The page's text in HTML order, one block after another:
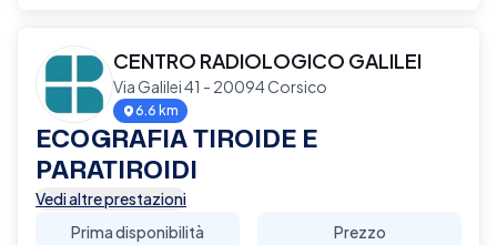
CENTRO RADIOLOGICO GALILEI
Via Galilei 41 - 20094 Corsico
6.6 km
ECOGRAFIA TIROIDE E
PARATIROIDI
Vedi altre prestazioni
Prima disponibilità
Prezzo